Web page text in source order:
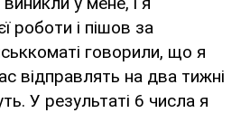
роботи і пішов за
говорили, що я
відправлять на два тижні
У результаті 6 числа я